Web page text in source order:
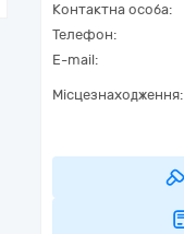
Контактна особа:
Телефон:
E-mail:
Місцезнаходження: